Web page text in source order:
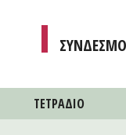
ΤΕΤΡAΔΙΟ